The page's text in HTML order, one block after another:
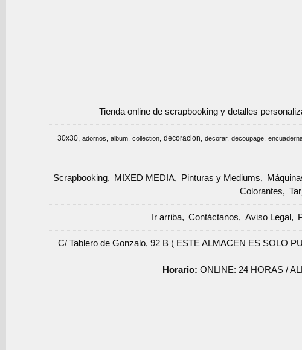
Tienda online de scrapbooking y detalles
30x30 adornos album collection decoracion decorar decoupage
Scrapbooking MIXED MEDIA Pinturas y Mediums
Colorantes
Ir arriba Contáctanos Aviso Legal
C/ Tablero de Gonzalo, 92 B ( ESTE ALMACEN ES SOLO
Horario:ONLINE: 24 HORAS /